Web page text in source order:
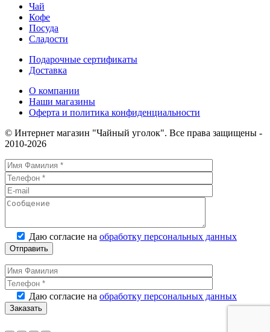
Чай
Кофе
Посуда
Сладости
Подарочные сертификаты
Доставка
О компании
Наши магазины
Оферта и политика конфиденциальности
© Интернет магазин "Чайный уголок". Все права защищены -
2010-2026
Даю согласие на обработку персональных данных
Даю согласие на обработку персональных данных